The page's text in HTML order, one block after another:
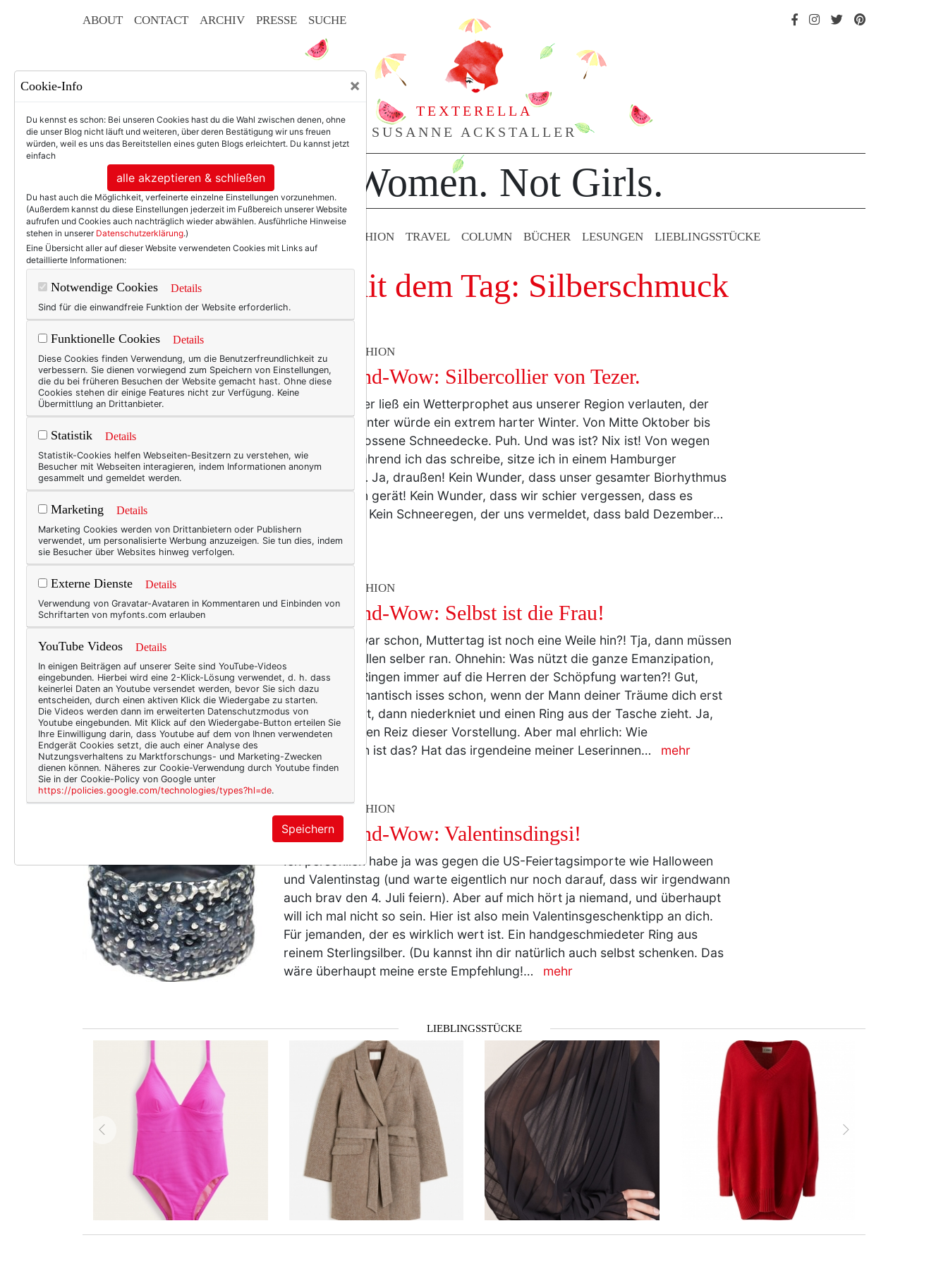
ABOUT CONTACT ARCHIV PRESSE SUCHE
TEXTERELLA
SUSANNE ACKSTALLER
For Women. Not Girls.
BEAUTY & FASHION TRAVEL COLUMN BÜCHER LESUNGEN LIEBLINGS­STÜCKE
Einträge mit dem Tag: Silberschmuck
BEAUTY & FASHION
Wochenend-Wow: Silbercollier von Tezer.
Im Spätsommer ließ ein Wetterprophet aus unserer Region verlauten, der
kommende Winter würde ein extrem harter Winter. Von Mitte Oktober bis
Ostern geschlossene Schneedecke. Puh. Und was ist? Nix ist! Von wegen
Eiseskälte! Während ich das schreibe, sitze ich in einem Hamburger
Straßencafe … Ja, draußen! Kein Wunder, dass unser gesamter Biorhythmus
aus den Fugen gerät! Kein Wunder, dass wir schier vergessen, dass es
November ist. Kein Schneeregen, der uns vermeldet, dass bald Dezember…
mehr
BEAUTY & FASHION
Wochenend-Wow: Selbst ist die Frau!
Valentinstag war schon, Muttertag ist noch eine Weile hin?! Tja, dann müssen
wir Frauen wollen selber ran. Ohnehin: Was nützt die ganze Emanzipation,
wenn wir bei Ringen immer auf die Herren der Schöpfung warten?! Gut,
natürlich – romantisch isses schon, wenn der Mann deiner Träume dich erst
lecker bekocht, dann niederkniet und einen Ring aus der Tasche zieht. Ja,
ich verstehe den Reiz dieser Vorstellung. Aber mal ehrlich: Wie
wahrscheinlich ist das? Hat das irgendeine meiner Leserinnen…
mehr
BEAUTY & FASHION
Wochenend-Wow: Valentinsdingsi!
Ich persönlich habe ja was gegen die US-Feiertagsimporte wie Halloween
und Valentinstag (und warte eigentlich nur noch darauf, dass wir irgendwann
auch brav den 4. Juli feiern). Aber auf mich hört ja niemand, und überhaupt
will ich mal nicht so sein. Hier ist also mein Valentinsgeschenktipp an dich.
Für jemanden, der es wirklich wert ist. Ein handgeschmiedeter Ring aus
reinem Sterlingsilber. (Du kannst ihn dir natürlich auch selbst schenken. Das
wäre überhaupt meine erste Empfehlung!…
mehr
LIEBLINGSSTÜCKE
zurück vor
Cookie-Info ×
Du kennst es schon: Bei unseren Cookies hast du die Wahl zwischen denen, ohne
die unser Blog nicht läuft und weiteren, über deren Bestätigung wir uns freuen
würden, weil es uns das Bereitstellen eines guten Blogs erleichtert. Du kannst jetzt
einfach
alle akzeptieren & schließen
Du hast auch die Möglichkeit, verfeinerte einzelne Einstellungen vorzunehmen.
(Außerdem kannst du diese Einstellungen jederzeit im Fußbereich unserer Website
aufrufen und Cookies auch nachträglich wieder abwählen. Ausführliche Hinweise
stehen in unserer Datenschutzerklärung.)
Eine Übersicht aller auf dieser Website verwendeten Cookies mit Links auf
detaillierte Informationen:
Notwendige Cookies Details
Sind für die einwandfreie Funktion der Website erforderlich.
Funktionelle Cookies Details
Diese Cookies finden Verwendung, um die Benutzerfreundlichkeit zu
verbessern. Sie dienen vorwiegend zum Speichern von Einstellungen,
die du bei früheren Besuchen der Website gemacht hast. Ohne diese
Cookies stehen dir einige Features nicht zur Verfügung. Keine
Übermittlung an Drittanbieter.
Statistik Details
Statistik-Cookies helfen Webseiten-Besitzern zu verstehen, wie
Besucher mit Webseiten interagieren, indem Informationen anonym
gesammelt und gemeldet werden.
Marketing Details
Marketing Cookies werden von Drittanbietern oder Publishern
verwendet, um personalisierte Werbung anzuzeigen. Sie tun dies, indem
sie Besucher über Websites hinweg verfolgen.
Externe Dienste Details
Verwendung von Gravatar-Avataren in Kommentaren und Einbinden von
Schriftarten von myfonts.com erlauben
YouTube Videos Details
In einigen Beiträgen auf unserer Seite sind YouTube-Videos
eingebunden. Hierbei wird eine 2-Klick-Lösung verwendet, d. h. dass
keinerlei Daten an Youtube versendet werden, bevor Sie sich dazu
entscheiden, durch einen aktiven Klick die Wiedergabe zu starten.
Die Videos werden dann im erweiterten Datenschutzmodus von
Youtube eingebunden. Mit Klick auf den Wiedergabe-Button erteilen Sie
Ihre Einwilligung darin, dass Youtube auf dem von Ihnen verwendeten
Endgerät Cookies setzt, die auch einer Analyse des
Nutzungsverhaltens zu Marktforschungs- und Marketing-Zwecken
dienen können. Näheres zur Cookie-Verwendung durch Youtube finden
Sie in der Cookie-Policy von Google unter
https://policies.google.com/technologies/types?hl=de.
Speichern